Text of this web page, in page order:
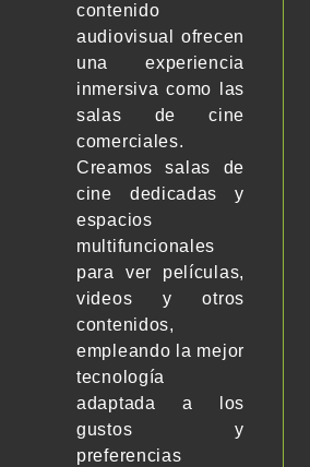
contenido
audiovisual ofrecen
una experiencia
inmersiva como las
salas de cine
comerciales.
Creamos salas de
cine dedicadas y
espacios
multifuncionales
para ver películas,
videos y otros
contenidos,
empleando la mejor
tecnología
adaptada a los
gustos y
preferencias